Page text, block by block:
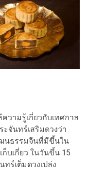
วามรู้เกี่ยวกับเทศกาล
จันทร์เสริมดวงว่า
นธรรมจีนที่มีขึ้นใน
ก็บเกี่ยว ในวันขึ้น 15
ร์เต็มดวงเปล่ง